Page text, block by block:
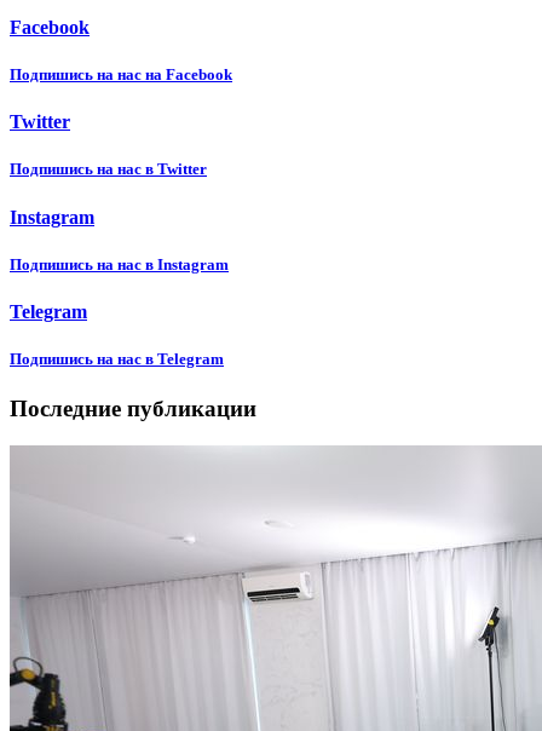
Facebook
Подпишиcь на нас на Facebook
Twitter
Подпишиcь на нас в Twitter
Instagram
Подпишиcь на нас в Instagram
Telegram
Подпишиcь на нас в Telegram
Последние публикации